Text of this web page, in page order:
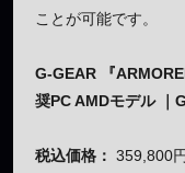
ことが可能です。
G-GEAR 『
奨PC AMDモデル ｜
税込価格： 359,800円